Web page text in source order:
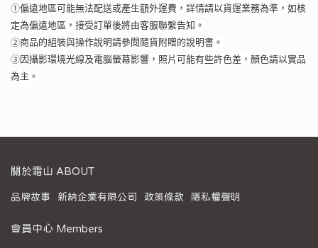
①偏遠地區可能無法配送或產生額外運費，詳情請以貨運業務為準，如核
定為偏遠地區，接受訂單後將由客服聯繫告知。
②商品的組裝與操作說明請參閱隨貨附贈的說明書。
③因攝影環境光線及電腦螢幕影響，照片可能有些許色差，顏色請以實品
為主。
關於霜山 ABOUT
品牌故事 新納企業有限公司 政策條款 隱私權聲明
會員中心 Members